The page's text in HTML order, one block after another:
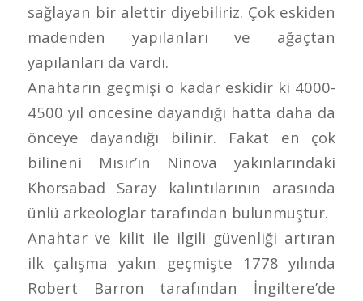
sağlayan bir alettir diyebiliriz. Çok eskiden
madenden yapılanları ve ağaçtan
yapılanları da vardı.
Anahtarın geçmişi o kadar eskidir ki 4000-
4500 yıl öncesine dayandığı hatta daha da
önceye dayandığı bilinir. Fakat en çok
bilineni Mısır’ın Ninova yakınlarındaki
Khorsabad Saray kalıntılarının arasında
ünlü arkeologlar tarafından bulunmuştur.
Anahtar ve kilit ile ilgili güvenliği artıran
ilk çalışma yakın geçmişte 1778 yılında
Robert Barron tarafından İngiltere’de